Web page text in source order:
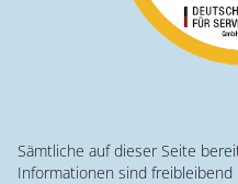
Sämtliche auf dieser Seite
Informationen sind freibleibend